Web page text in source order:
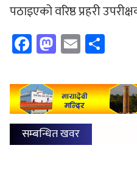
पठाइएको वरिष्ठ प्रहरी
Facebook
Mastodon
Email
सम्बन्धित खवर